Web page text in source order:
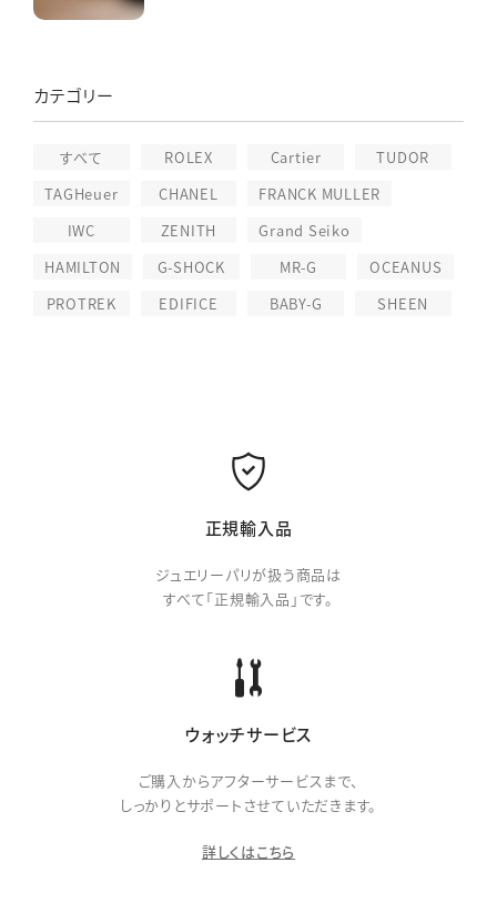
カテゴリー
すべて ROLEX Cartier
TUDOR
TAGHeuer
CHANEL
FRANCK MULLER
IWC
ZENITH
Grand Seiko
HAMILTON
G-SHOCK MR-G
OCEANUS
PROTREK
EDIFICE BABY-G SHEEN
正規輸入品
ジュエリーパリが扱う商品は
すべて「正規輸入品」です。
ウォッチサービス
ご購入からアフターサービスまで、
しっかりとサポートさせていただきます。
詳しくはこちら